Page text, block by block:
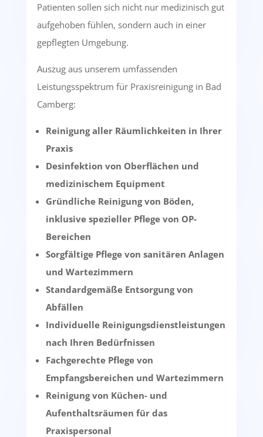
Patienten sollen sich nicht nur medizinisch gut
aufgehoben fühlen, sondern auch in einer
gepflegten Umgebung.
Auszug aus unserem umfassenden
Leistungsspektrum für Praxisreinigung in Bad
Camberg:
Reinigung aller Räumlichkeiten in Ihrer
Praxis
Desinfektion von Oberflächen und
medizinischem Equipment
Gründliche Reinigung von Böden,
inklusive spezieller Pflege von OP-
Bereichen
Sorgfältige Pflege von sanitären Anlagen
und Wartezimmern
Standardgemäße Entsorgung von
Abfällen
Individuelle Reinigungsdienstleistungen
nach Ihren Bedürfnissen
Fachgerechte Pflege von
Empfangsbereichen und Wartezimmern
Reinigung von Küchen- und
Aufenthaltsräumen für das
Praxispersonal